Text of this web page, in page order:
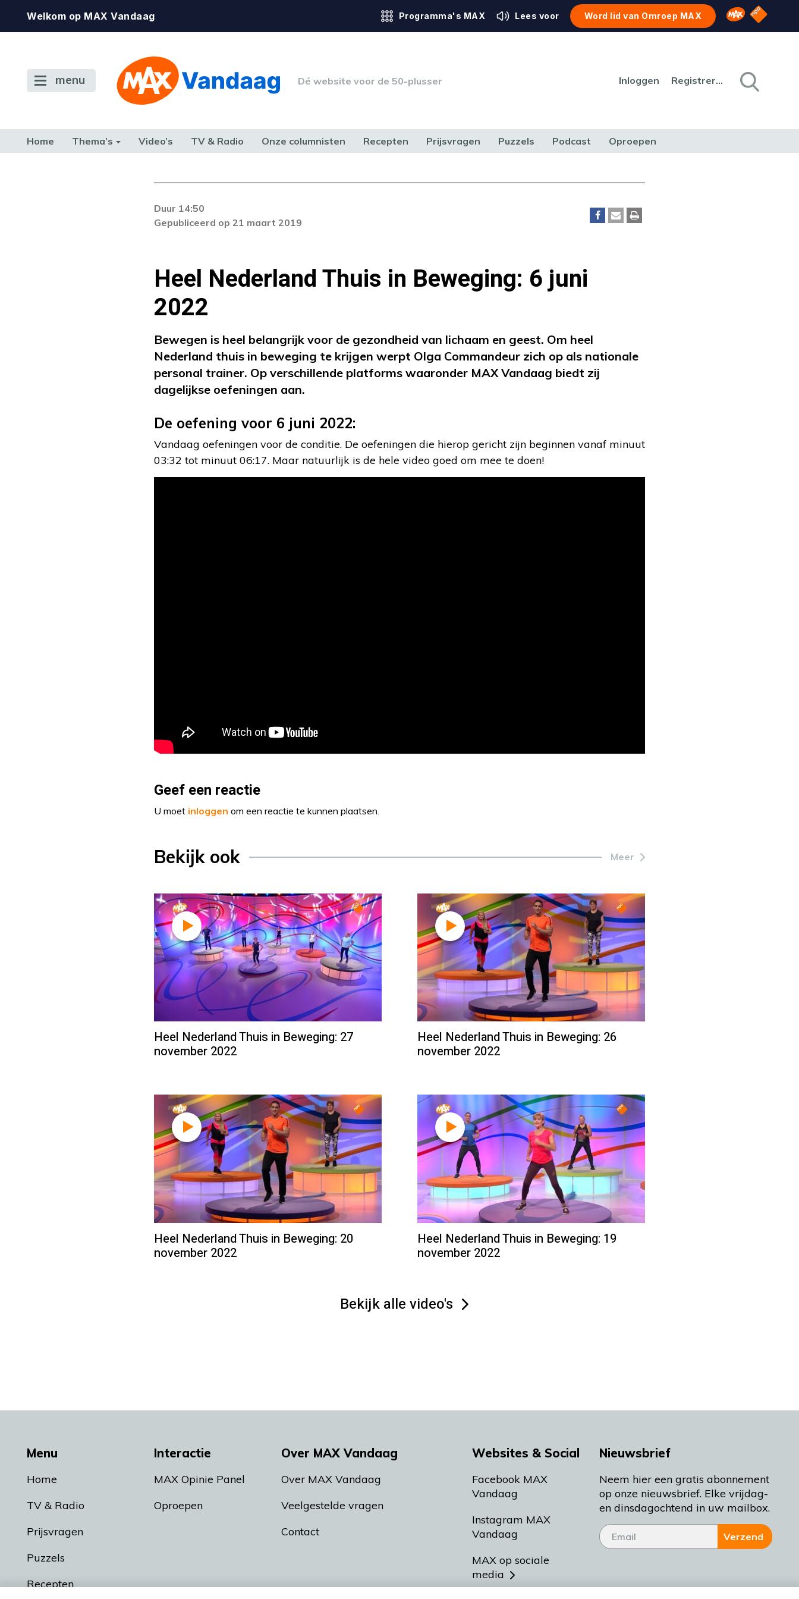
Welkom op MAX Vandaag Programma's MAX Lees voor Word lid van Omroep MAX Omroep MAX
NPO
menu Dé website voor de 50-plusser Inloggen Registreren
Home Thema’s Video’s TV & Radio Onze columnisten Recepten Prijsvragen Puzzels Podcast Oproepen
Duur 14:50
Gepubliceerd op 21 maart 2019
Heel Nederland Thuis in Beweging: 6 juni
2022
Bewegen is heel belangrijk voor de gezondheid van lichaam en geest. Om heel
Nederland thuis in beweging te krijgen werpt Olga Commandeur zich op als nationale
personal trainer. Op verschillende platforms waaronder MAX Vandaag biedt zij
dagelijkse oefeningen aan.
De oefening voor 6 juni 2022:
Vandaag oefeningen voor de conditie. De oefeningen die hierop gericht zijn beginnen vanaf minuut
03:32 tot minuut 06:17. Maar natuurlijk is de hele video goed om mee te doen!
Geef een reactie
U moet inloggen om een reactie te kunnen plaatsen.
Bekijk ook Meer
Heel Nederland Thuis in Beweging: 27
november 2022
Heel Nederland Thuis in Beweging: 26
november 2022
Heel Nederland Thuis in Beweging: 20
november 2022
Heel Nederland Thuis in Beweging: 19
november 2022
Bekijk alle video's
Menu
Home
TV & Radio
Prijsvragen
Puzzels
Recepten
Interactie
MAX Opinie Panel
Oproepen
Over MAX Vandaag
Over MAX Vandaag
Veelgestelde vragen
Contact
Websites & Social
Facebook MAX
Vandaag
Instagram MAX
Vandaag
MAX op sociale
media
Nieuwsbrief
Neem hier een gratis abonnement
op onze nieuwsbrief. Elke vrijdag-
en dinsdagochtend in uw mailbox.
Verzend